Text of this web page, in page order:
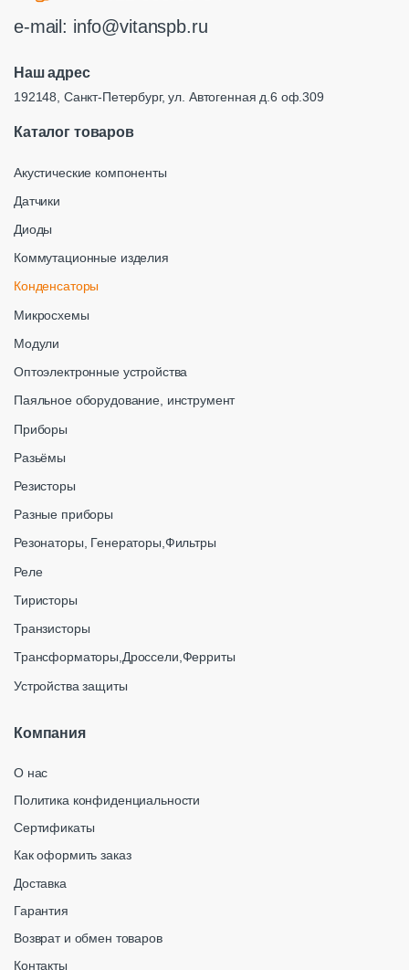
e-mail: info@vitanspb.ru
Наш адрес
192148, Санкт-Петербург, ул. Автогенная д.6 оф.309
Каталог товаров
Акустические компоненты
Датчики
Диоды
Коммутационные изделия
Конденсаторы
Микросхемы
Модули
Оптоэлектронные устройства
Паяльное оборудование, инструмент
Приборы
Разьёмы
Резисторы
Разные приборы
Резонаторы, Генераторы,Фильтры
Реле
Тиристоры
Транзисторы
Трансформаторы,Дроссели,Ферриты
Устройства защиты
Компания
О нас
Политика конфиденциальности
Сертификаты
Как оформить заказ
Доставка
Гарантия
Возврат и обмен товаров
Контакты